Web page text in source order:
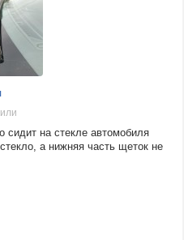
сидит на стекле автомобиля
а нижняя часть щеток не